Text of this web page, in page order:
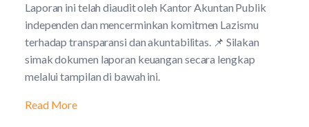
Laporan ini telah diaudit oleh Kantor Akuntan Publik
independen dan mencerminkan komitmen Lazismu
terhadap transparansi dan akuntabilitas. 📌 Silakan
simak dokumen laporan keuangan secara lengkap
melalui tampilan di bawah ini.
Read More